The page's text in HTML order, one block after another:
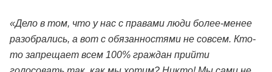
«Дело в том, что у нас с правами люди более-менее
разобрались, а вот с обязанностями не совсем. Кто-
то запрещает всем 100% граждан прийти